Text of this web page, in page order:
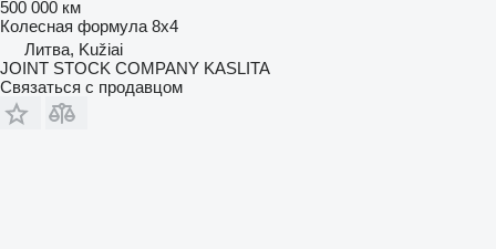
500 000 км
Колесная формула 8x4
Литва, Kužiai
JOINT STOCK COMPANY KASLITA
Связаться с продавцом